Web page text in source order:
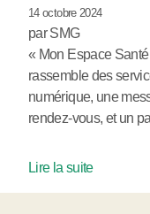
14 octobre 2024
par SMG
« Mon Espace
rassemble des
numérique, une
rendez-vous, et un
Lire la suite